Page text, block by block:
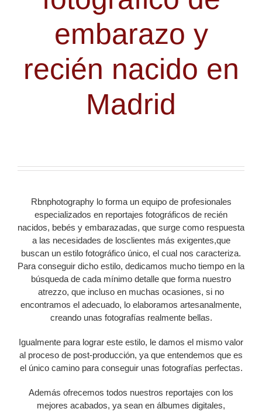
embarazo y
recién nacido en
Madrid
Rbnphotography lo forma un equipo de profesionales
especializados en reportajes fotográficos de recién
nacidos, bebés y embarazadas, que surge como respuesta
a las necesidades de losclientes más exigentes,que
buscan un estilo fotográfico único, el cual nos caracteriza.
Para conseguir dicho estilo, dedicamos mucho tiempo en la
búsqueda de cada mínimo detalle que forma nuestro
atrezzo, que incluso en muchas ocasiones, si no
encontramos el adecuado, lo elaboramos artesanalmente,
creando unas fotografías realmente bellas.
Igualmente para lograr este estilo, le damos el mismo valor
al proceso de post-producción, ya que entendemos que es
el único camino para conseguir unas fotografías perfectas.
Además ofrecemos todos nuestros reportajes con los
mejores acabados, ya sean en álbumes digitales,